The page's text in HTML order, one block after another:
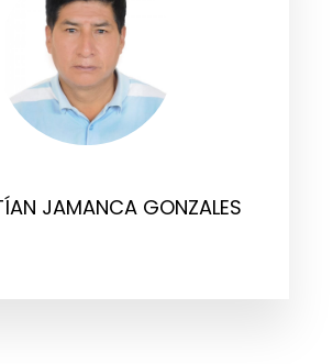
JAMANCA GONZALES